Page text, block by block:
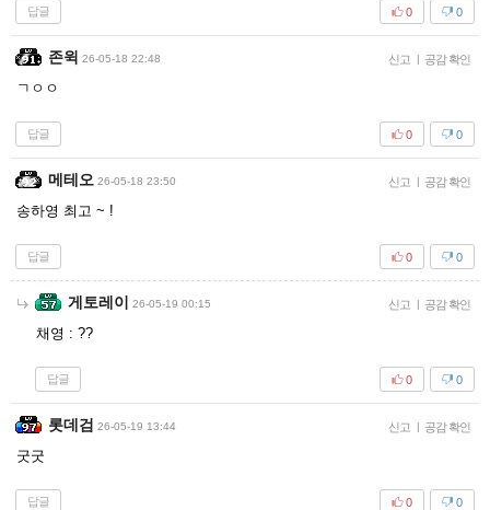
답글 0
0
존윅 26-05-18 22:48 신고 | 공감 확인
ㄱㅇㅇ
답글 0
0
메테오 26-05-18 23:50 신고 | 공감 확인
송하영 최고 ~ !
답글 0
0
게토레이 26-05-19 00:15 신고 | 공감 확인
채영 : ??
답글 0
0
롯데검 26-05-19 13:44 신고 | 공감 확인
굿굿
답글 0
0